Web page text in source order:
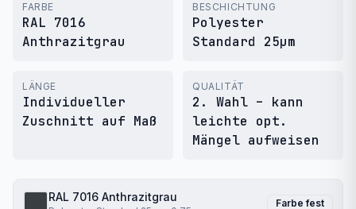
FARBE
RAL 7016
Anthrazitgrau
BESCHICHTUNG
Polyester
Standard 25μm
LÄNGE
Individueller
Zuschnitt auf Maß
QUALITÄT
2. Wahl – kann
leichte opt.
Mängel aufweisen
RAL 7016 Anthrazitgrau Farbe fest